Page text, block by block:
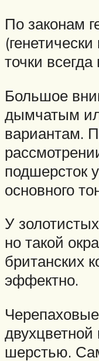
По законам
точки
Большое
дымчатым
вариантам.
подшерсток
основного
У
но такой
британских
эффектно.
двухцветной
шерстью.